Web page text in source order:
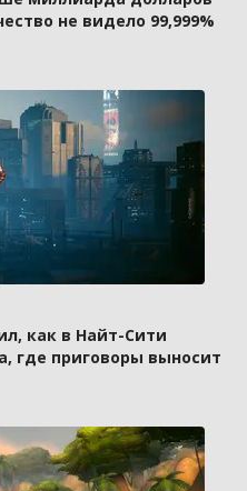
не видело 99,999%
как в Найт-Сити
где приговоры выносит